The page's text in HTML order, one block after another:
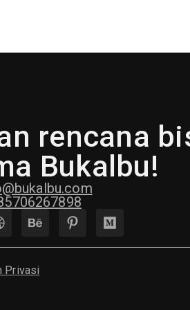
rencana
Bukalbu!
Privasi